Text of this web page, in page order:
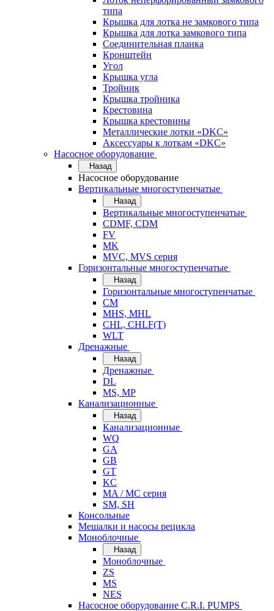
типа
Крышка для лотка не замкового типа
Крышка для лотка замкового типа
Соединительная планка
Кронштейн
Угол
Крышка угла
Тройник
Крышка тройника
Крестовина
Крышка крестовины
Металлические лотки «DKC»
Аксессуары к лоткам «DKC»
Насосное оборудование
Назад
Насосное оборудование
Вертикальные многоступенчатые
Назад
Вертикальные многоступенчатые
CDMF, CDM
FV
MK
MVC, MVS серия
Горизонтальные многоступенчатые
Назад
Горизонтальные многоступенчатые
CM
MHS, MHL
CHL, CHLF(T)
WLT
Дренажные
Назад
Дренажные
DL
MS, MP
Канализационные
Назад
Канализационные
WQ
GA
GB
GT
KC
MA / MC серия
SM, SH
Консольные
Мешалки и насосы рецикла
Моноблочные
Назад
Моноблочные
ZS
MS
NES
Насосное оборудование C.R.I. PUMPS